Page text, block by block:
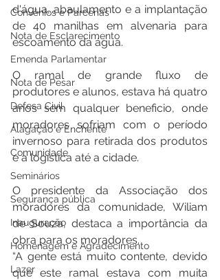
Convênios e Parcerias
Nota de Esclarecimento
Emenda Parlamentar
Nota de Pesar
Defesa Civil
Alagação e Enchente
Comunidade
Seminários
Segurança pública
Inauguração
Homenagem e Agradecimento
Lazer
d'água, abaulamento e a implantação
de 40 manilhas em alvenaria para
escoamento da água.
O ramal de grande fluxo de
produtores e alunos, estava há quatro
anos sem qualquer beneficio, onde
moradores sofriam com o período
invernoso para retirada dos produtos
e a logística até a cidade.
O presidente da Associação dos
moradores da comunidade, Wiliam
de Souza, destaca a importância da
obra para os moradores.
“A gente está muito contente, devido
que este ramal estava com muita